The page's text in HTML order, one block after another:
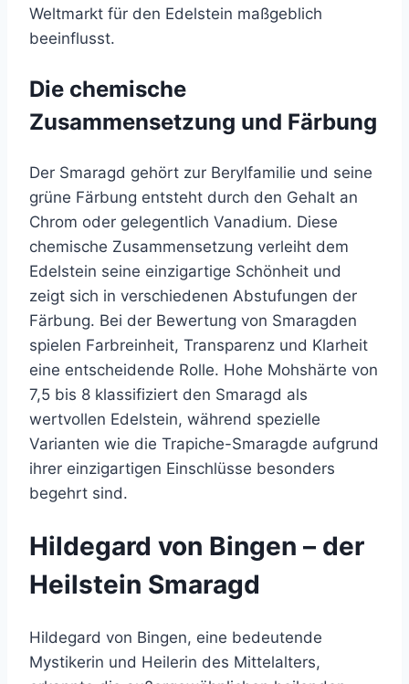
Weltmarkt für den Edelstein maßgeblich
beeinflusst.
Die chemische
Zusammensetzung und Färbung
Der Smaragd gehört zur Berylfamilie und seine
grüne Färbung entsteht durch den Gehalt an
Chrom oder gelegentlich Vanadium. Diese
chemische Zusammensetzung verleiht dem
Edelstein seine einzigartige Schönheit und
zeigt sich in verschiedenen Abstufungen der
Färbung. Bei der Bewertung von Smaragden
spielen Farbreinheit, Transparenz und Klarheit
eine entscheidende Rolle. Hohe Mohshärte von
7,5 bis 8 klassifiziert den Smaragd als
wertvollen Edelstein, während spezielle
Varianten wie die Trapiche-Smaragde aufgrund
ihrer einzigartigen Einschlüsse besonders
begehrt sind.
Hildegard von Bingen – der
Heilstein Smaragd
Hildegard von Bingen, eine bedeutende
Mystikerin und Heilerin des Mittelalters,